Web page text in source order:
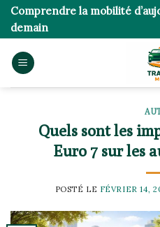
Skip
content
Comprendre la mobilité
demain
Quels sont les
Euro 7 sur les
POSTÉ LE FÉVRIER 14,